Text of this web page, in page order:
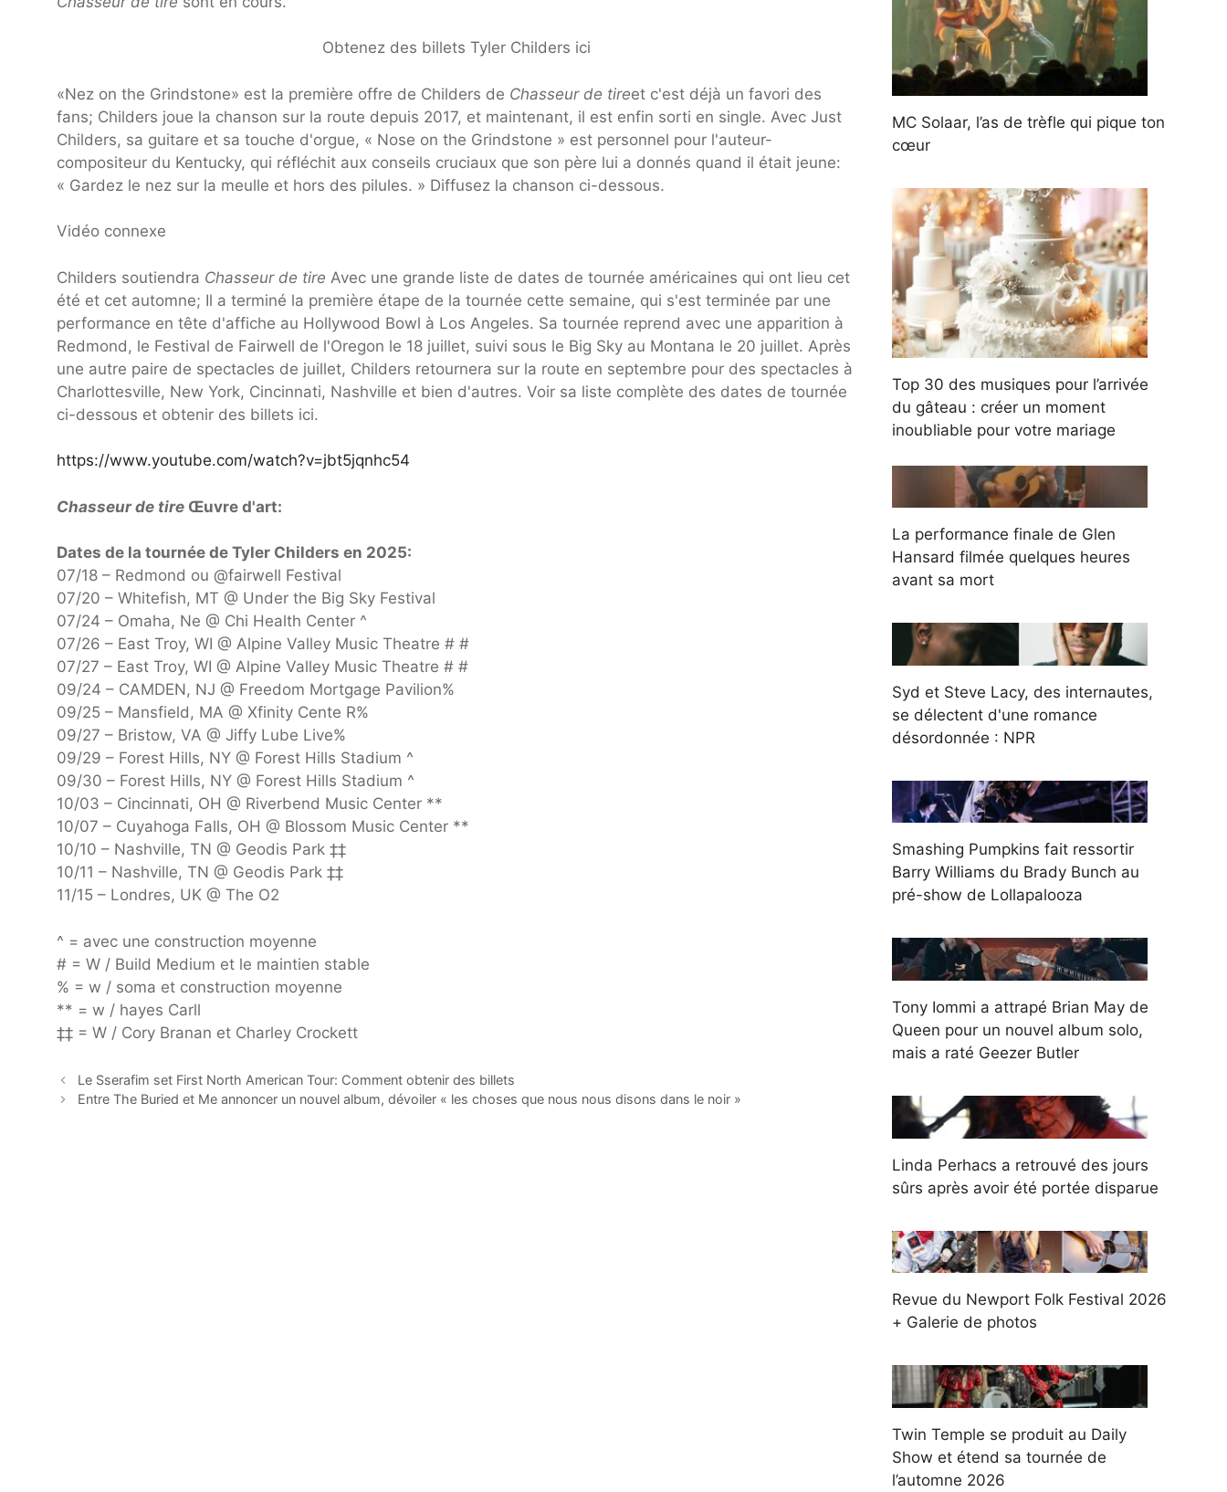
Obtenez des billets Tyler Childers ici
«Nez on the Grindstone» est la première offre de Childers de Chasseur de tireet c'est déjà un favori des
fans; Childers joue la chanson sur la route depuis 2017, et maintenant, il est enfin sorti en single. Avec Just
Childers, sa guitare et sa touche d'orgue, « Nose on the Grindstone » est personnel pour l'auteur-
compositeur du Kentucky, qui réfléchit aux conseils cruciaux que son père lui a donnés quand il était jeune:
« Gardez le nez sur la meulle et hors des pilules. » Diffusez la chanson ci-dessous.
Vidéo connexe
Childers soutiendra Chasseur de tire Avec une grande liste de dates de tournée américaines qui ont lieu cet
été et cet automne; Il a terminé la première étape de la tournée cette semaine, qui s'est terminée par une
performance en tête d'affiche au Hollywood Bowl à Los Angeles. Sa tournée reprend avec une apparition à
Redmond, le Festival de Fairwell de l'Oregon le 18 juillet, suivi sous le Big Sky au Montana le 20 juillet. Après
une autre paire de spectacles de juillet, Childers retournera sur la route en septembre pour des spectacles à
Charlottesville, New York, Cincinnati, Nashville et bien d'autres. Voir sa liste complète des dates de tournée
ci-dessous et obtenir des billets ici.
https://www.youtube.com/watch?v=jbt5jqnhc54
Chasseur de tire Œuvre d'art:
Dates de la tournée de Tyler Childers en 2025:
07/18 – Redmond ou @fairwell Festival
07/20 – Whitefish, MT @ Under the Big Sky Festival
07/24 – Omaha, Ne @ Chi Health Center ^
07/26 – East Troy, WI @ Alpine Valley Music Theatre # #
07/27 – East Troy, WI @ Alpine Valley Music Theatre # #
09/24 – CAMDEN, NJ @ Freedom Mortgage Pavilion%
09/25 – Mansfield, MA @ Xfinity Cente R%
09/27 – Bristow, VA @ Jiffy Lube Live%
09/29 – Forest Hills, NY @ Forest Hills Stadium ^
09/30 – Forest Hills, NY @ Forest Hills Stadium ^
10/03 – Cincinnati, OH @ Riverbend Music Center **
10/07 – Cuyahoga Falls, OH @ Blossom Music Center **
10/10 – Nashville, TN @ Geodis Park ‡‡
10/11 – Nashville, TN @ Geodis Park ‡‡
11/15 – Londres, UK @ The O2
^ = avec une construction moyenne
# = W / Build Medium et le maintien stable
% = w / soma et construction moyenne
** = w / hayes Carll
‡‡ = W / Cory Branan et Charley Crockett
Le Sserafim set First North American Tour: Comment obtenir des billets
Entre The Buried et Me annoncer un nouvel album, dévoiler « les choses que nous nous disons dans le noir »
MC Solaar, l’as de trèfle qui pique ton
cœur
Top 30 des musiques pour l’arrivée
du gâteau : créer un moment
inoubliable pour votre mariage
La performance finale de Glen
Hansard filmée quelques heures
avant sa mort
Syd et Steve Lacy, des internautes,
se délectent d'une romance
désordonnée : NPR
Smashing Pumpkins fait ressortir
Barry Williams du Brady Bunch au
pré-show de Lollapalooza
Tony Iommi a attrapé Brian May de
Queen pour un nouvel album solo,
mais a raté Geezer Butler
Linda Perhacs a retrouvé des jours
sûrs après avoir été portée disparue
Revue du Newport Folk Festival 2026
+ Galerie de photos
Twin Temple se produit au Daily
Show et étend sa tournée de
l’automne 2026